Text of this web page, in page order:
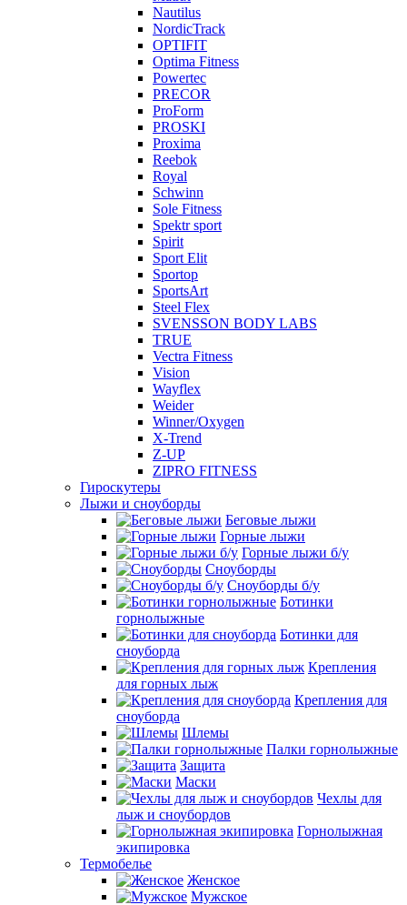
Nautilus
NordicTrack
OPTIFIT
Optima Fitness
Powertec
PRECOR
ProForm
PROSKI
Proxima
Reebok
Royal
Schwinn
Sole Fitness
Spektr sport
Spirit
Sport Elit
Sportop
SportsArt
Steel Flex
SVENSSON BODY LABS
TRUE
Vectra Fitness
Vision
Wayflex
Weider
Winner/Oxygen
X-Trend
Z-UP
ZIPRO FITNESS
Гироскутеры
Лыжи и сноуборды
Беговые лыжи
Горные лыжи
Горные лыжи б/у
Сноуборды
Сноуборды б/у
Ботинки
горнолыжные
Ботинки для
сноуборда
Крепления
для горных лыж
Крепления для
сноуборда
Шлемы
Палки горнолыжные
Защита
Маски
Чехлы для
лыж и сноубордов
Горнолыжная
экипировка
Термобелье
Женское
Мужское